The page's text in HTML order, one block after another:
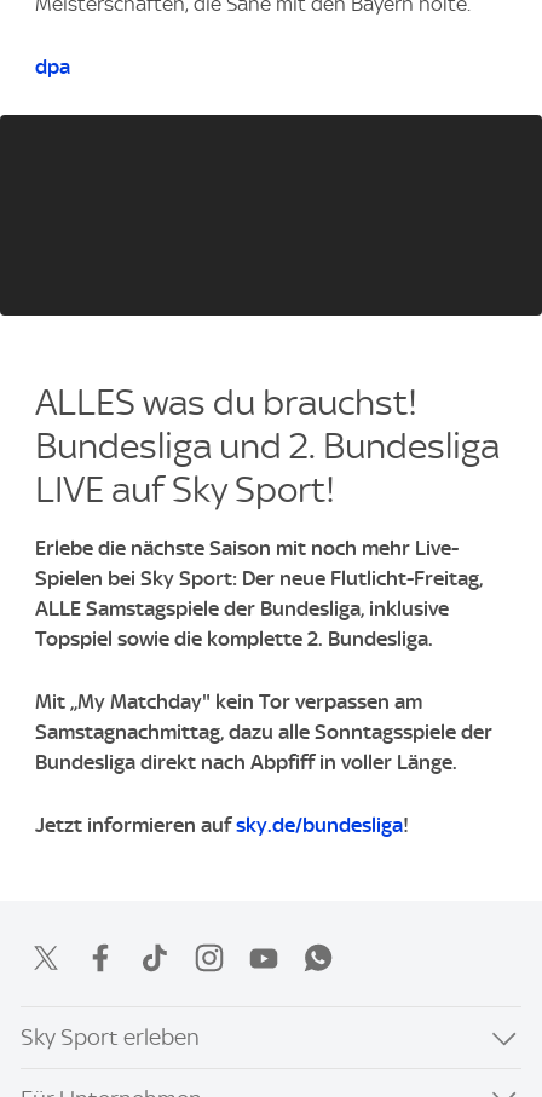
dpa
ALLES was du brauchst!
Bundesliga und 2. Bundesliga
LIVE auf Sky Sport!
Erlebe die nächste Saison mit noch mehr Live-
Spielen bei Sky Sport: Der neue Flutlicht-Freitag,
ALLE Samstagspiele der Bundesliga, inklusive
Topspiel sowie die komplette 2. Bundesliga.
Mit „My Matchday" kein Tor verpassen am
Samstagnachmittag, dazu alle Sonntagsspiele der
Bundesliga direkt nach Abpfiff in voller Länge.
Jetzt informieren aufsky.de/bundesliga!
Sky Sport erleben